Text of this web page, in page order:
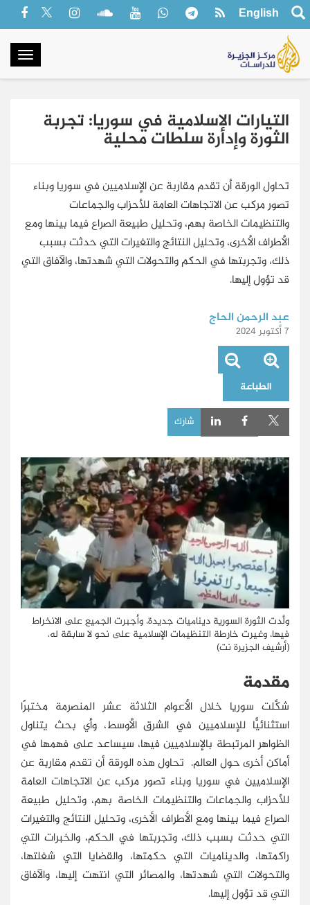
English
التيارات الإسلامية في سوريا: تجربة
الثورة وإدارة سلطات محلية
تحاول الورقة أن تقدم مقاربة عن الإسلاميين في سوريا وبناء
تصور مركب عن الاتجاهات العامة للأحزاب والجماعات
والتنظيمات الخاصة بهم، وتحليل طبيعة الصراع فيما بينها ومع
الأطراف الأخرى، وتحليل النتائج والتغيرات التي حدثت بسبب
ذلك، وتجربتها في الحكم والتحولات التي شهدتها، والآفاق التي
قد تؤول إليها.
عبد الرحمن الحاج
7 أكتوبر 2024
الطباعة
شارك
ولَّدت الثورة السورية ديناميات جديدة، وأجبرت الجميع على الانخراط
فيها، وغيرت خارطة التنظيمات الإسلامية على نحو لا سابقة له.
(أرشيف الجزيرة نت)
مقدمة
شكَّلت سوريا خلال الأعوام الثلاثة عشر المنصرمة مختبرًا
استثنائيًّا للإسلاميين في الشرق الأوسط، وأي بحث يتناول
الظواهر المرتبطة بالإسلاميين فيها، سيساعد على فهمها في
أماكن أخرى حول العالم. تحاول هذه الورقة أن تقدم مقاربة عن
الإسلاميين في سوريا وبناء تصور مركب عن الاتجاهات العامة
للأحزاب والجماعات والتنظيمات الخاصة بهم، وتحليل طبيعة
الصراع فيما بينها ومع الأطراف الأخرى، وتحليل النتائج والتغيرات
التي حدثت بسبب ذلك، وتجربتها في الحكم، والخبرات التي
راكمتها، والديناميات التي حكمتها، والقضايا التي شغلتها،
والتحولات التي شهدتها، والمصائر التي انتهت إليها، والآفاق
التي قد تؤول إليها.